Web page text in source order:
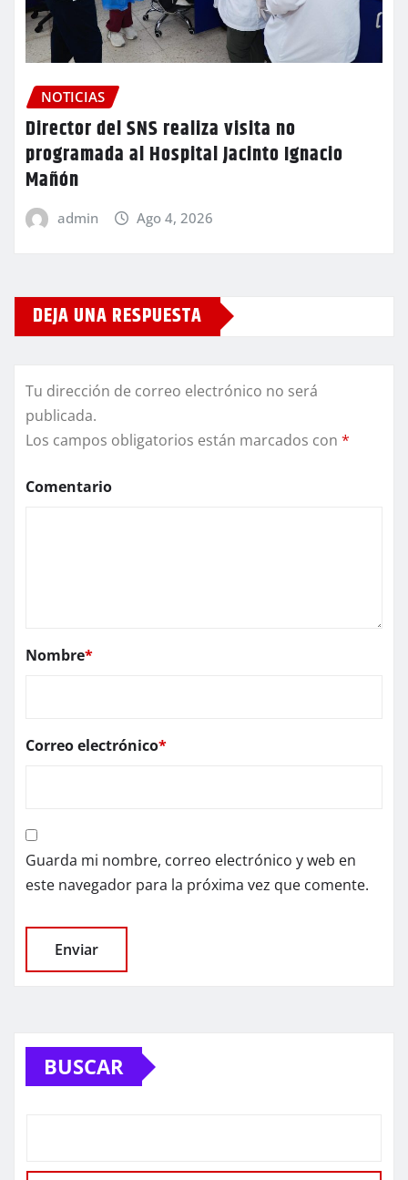
NOTICIAS
Director del SNS realiza visita no
programada al Hospital Jacinto Ignacio
Mañón
admin Ago 4, 2026
DEJA UNA RESPUESTA
Tu dirección de correo electrónico no será
publicada.
Los campos obligatorios están marcados con *
Comentario
Nombre*
Correo electrónico*
Guarda mi nombre, correo electrónico y web en
este navegador para la próxima vez que comente.
BUSCAR